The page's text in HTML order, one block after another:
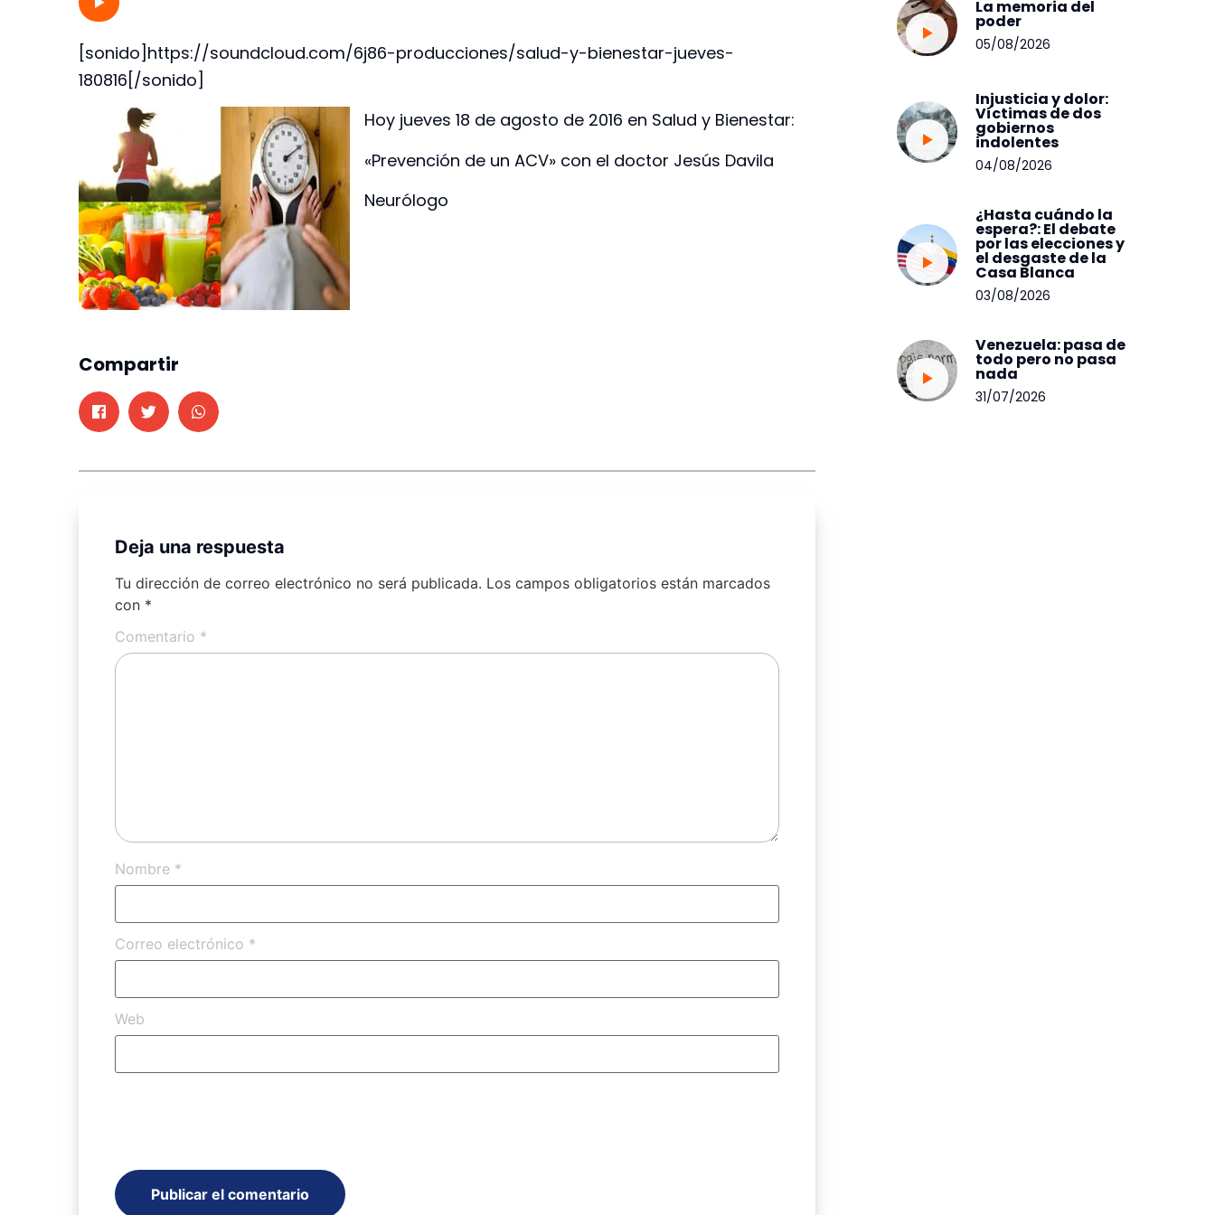
[sonido]https://soundcloud.com/6j86-producciones/salud-y-bienestar-jueves-
180816[/sonido]
Hoy jueves 18 de agosto de 2016 en Salud y Bienestar:
«Prevención de un ACV» con el doctor Jesús Davila
Neurólogo
Compartir
Deja una respuesta
Tu dirección de correo electrónico no será publicada. Los campos obligatorios están marcados
con *
Comentario *
Nombre *
Correo electrónico *
Web
La memoria del
poder
05/08/2026
Injusticia y dolor:
Víctimas de dos
gobiernos
indolentes
04/08/2026
¿Hasta cuándo la
espera?: El debate
por las elecciones y
el desgaste de la
Casa Blanca
03/08/2026
Venezuela: pasa de
todo pero no pasa
nada
31/07/2026